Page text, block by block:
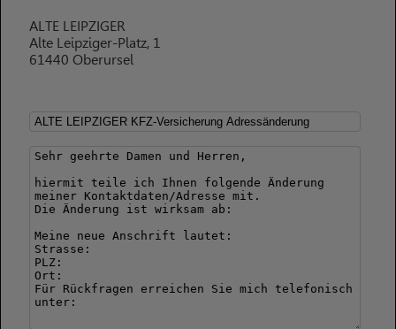
ALTE LEIPZIGER
Alte Leipziger-Platz, 1
61440 Oberursel